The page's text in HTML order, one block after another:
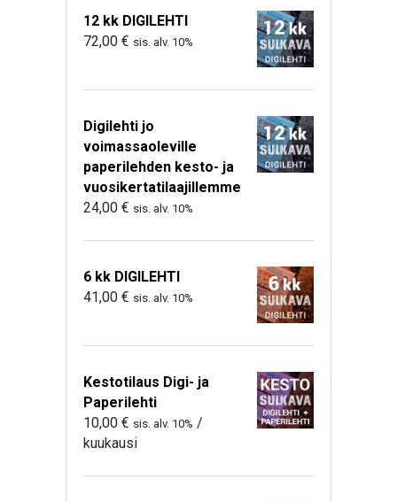
12 kk DIGILEHTI
72,00 € sis. alv. 10%
Digilehti jo
voimassaoleville
paperilehden kesto- ja
vuosikertatilaajillemme
24,00 € sis. alv. 10%
6 kk DIGILEHTI
41,00 € sis. alv. 10%
Kestotilaus Digi- ja
Paperilehti
10,00 € sis. alv. 10% /
kuukausi